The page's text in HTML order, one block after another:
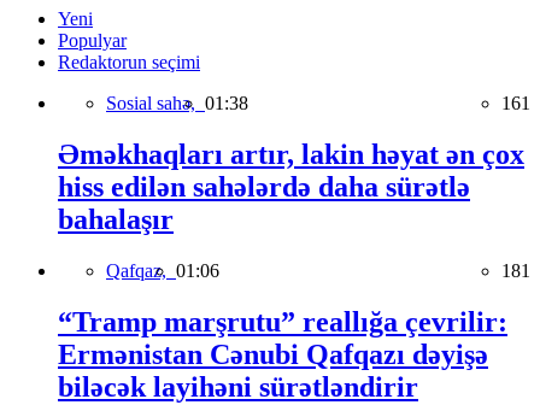
Yeni
Populyar
Redaktorun seçimi
Sosial sahə, 01:38 161
Əməkhaqları artır, lakin həyat ən çox
hiss edilən sahələrdə daha sürətlə
bahalaşır
Qafqaz, 01:06 181
“Tramp marşrutu” reallığa çevrilir:
Ermənistan Cənubi Qafqazı dəyişə
biləcək layihəni sürətləndirir